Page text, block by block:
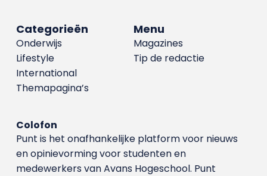
Menu
Magazines
Tip de redactie
Categorieën
Onderwijs
Lifestyle
International
Themapagina’s
Colofon
Punt is het onafhankelijke platform voor nieuws
en opinievorming voor studenten en
medewerkers van Avans Hoge­school. Punt